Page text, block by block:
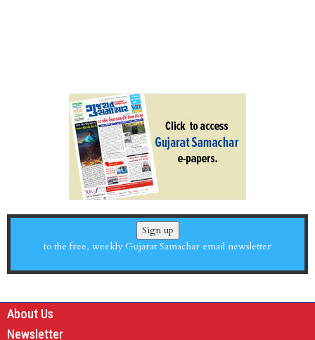
Sign up
to the free, weekly Gujarat Samachar email newsletter
About Us
Newsletter